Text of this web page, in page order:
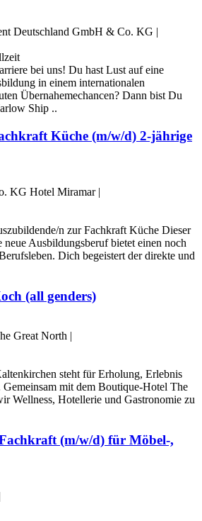
Deutschland GmbH & Co. KG |
bei uns! Du hast Lust auf eine
in einem internationalen
Übernahemechancen? Dann bist Du
Ship ..
Küche (m/w/d) 2-jährige
KG Hotel Miramar |
n zur Fachkraft Küche Dieser
neue Ausbildungsberuf bietet einen noch
Dich begeistert der direkte und
(all genders)
Great North |
steht für Erholung, Erlebnis
mit dem Boutique-Hotel The
Wellness, Hotellerie und Gastronomie zu
(m/w/d) für Möbel-,